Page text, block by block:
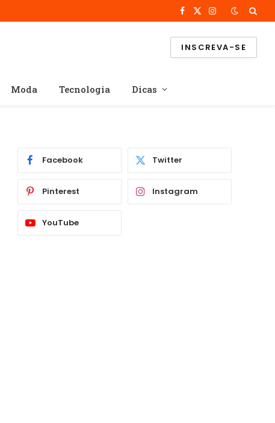
Facebook
X
Instagram
INSCREVA-SE
Moda Tecnologia Dicas
Facebook Twitter
Pinterest Instagram
YouTube